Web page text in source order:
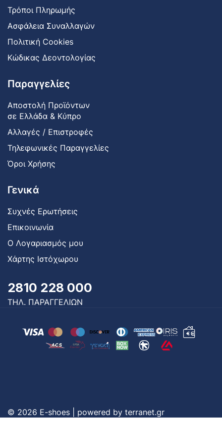
Τρόποι Πληρωμής
Ασφάλεια Συναλλαγών
Πολιτική Cookies
Κώδικας Δεοντολογίας
Παραγγελίες
Αποστολή Προϊόντων
σε Ελλάδα & Κύπρο
Αλλαγές / Επιστροφές
Τηλεφωνικές Παραγγελίες
Όροι Χρήσης
Γενικά
Συχνές Ερωτήσεις
Επικοινωνία
Ο Λογαριασμός μου
Χάρτης Ιστόχωρου
2810 228 000
ΤΗΛ. ΠΑΡΑΓΓΕΛΙΩΝ
© 2026 E-shoes | powered by terranet.gr